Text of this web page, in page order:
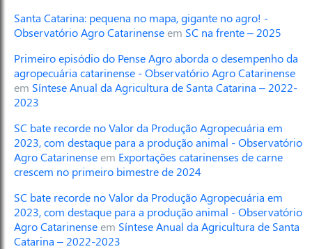
Santa Catarina: pequena no mapa, gigante no agro! -
Observatório Agro Catarinenseem SC na frente – 2025
Primeiro episódio do Pense Agro aborda o desempenho da
agropecuária catarinense - Observatório Agro Catarinense
em Síntese Anual da Agricultura de Santa Catarina – 2022-
2023
SC bate recorde no Valor da Produção Agropecuária em
2023, com destaque para a produção animal - Observatório
Agro Catarinenseem Exportações catarinenses de carne
crescem no primeiro bimestre de 2024
SC bate recorde no Valor da Produção Agropecuária em
2023, com destaque para a produção animal - Observatório
Agro Catarinenseem Síntese Anual da Agricultura de Santa
Catarina – 2022-2023